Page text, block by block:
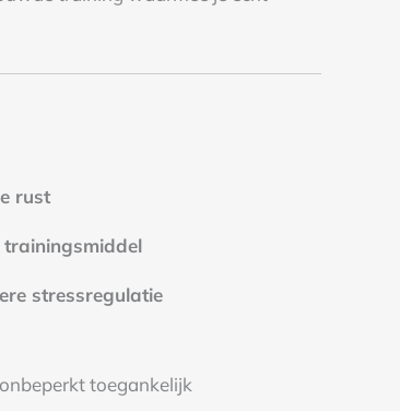
rust
stressregulatie
toegankelijk